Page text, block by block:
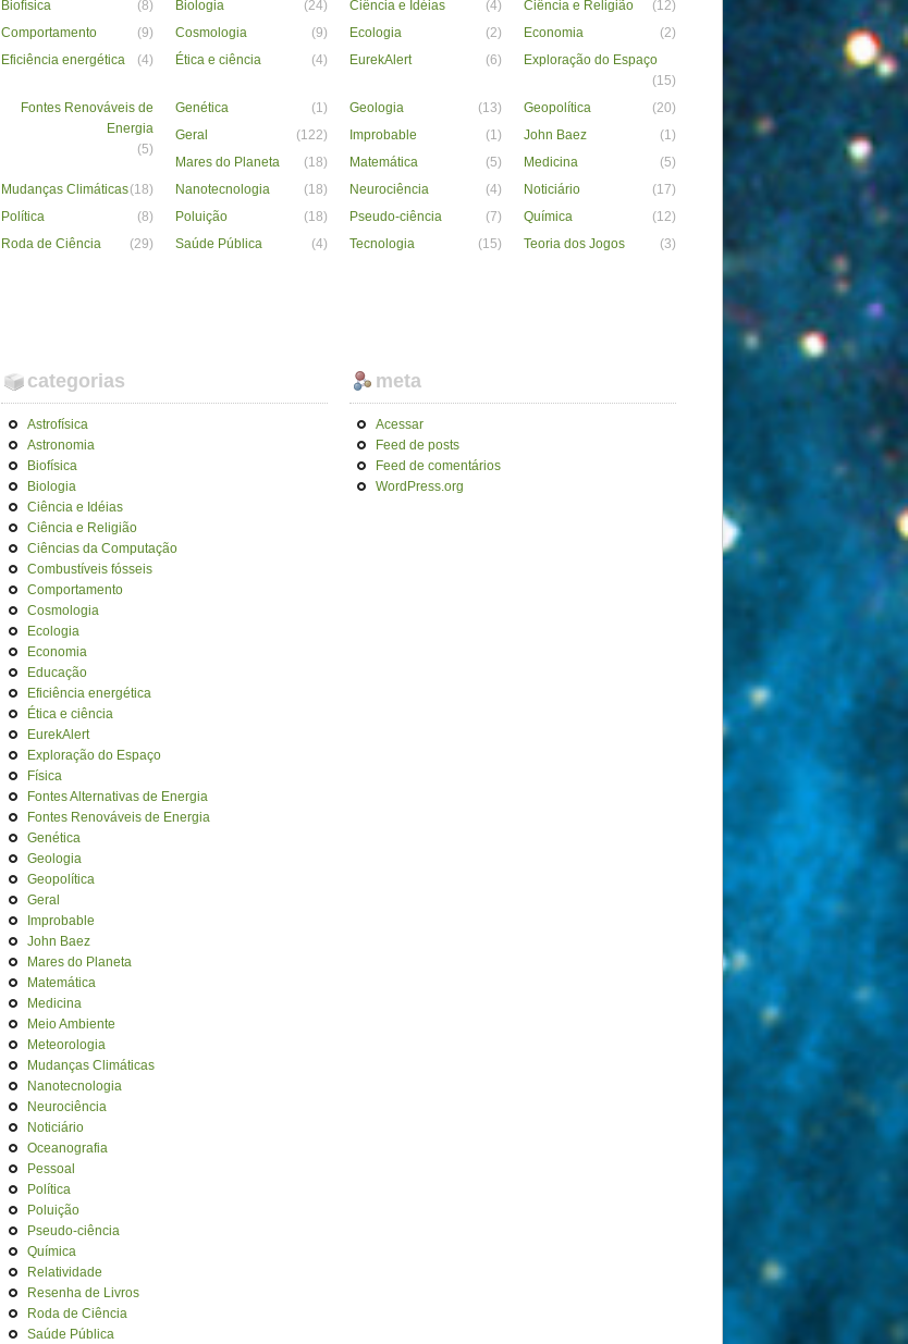
Biofísica (8) Biologia (24) Ciência e Idéias (4) Ciência e Religião
(12)
Comportamento (9) Cosmologia (9) Ecologia (2) Economia
(2)
Eficiência energética (4) Ética e ciência (4) EurekAlert (6)
Exploração do Espaço
(15)
Fontes Renováveis de
Energia
(5)
Genética (1) Geologia (13) Geopolítica
(20)
Geral
(122) Improbable (1) John Baez
(1)
Mares do Planeta
(18) Matemática (5) Medicina
(5)
Mudanças Climáticas(18) Nanotecnologia (18) Neurociência (4) Noticiário
(17)
Política (8) Poluição (18) Pseudo-ciência (7) Química
(12)
Roda de Ciência (29) Saúde Pública (4) Tecnologia (15) Teoria dos Jogos
(3)
categorias
Astrofísica
Astronomia
Biofísica
Biologia
Ciência e Idéias
Ciência e Religião
Ciências da Computação
Combustíveis fósseis
Comportamento
Cosmologia
Ecologia
Economia
Educação
Eficiência energética
Ética e ciência
EurekAlert
Exploração do Espaço
Física
Fontes Alternativas de Energia
Fontes Renováveis de Energia
Genética
Geologia
Geopolítica
Geral
Improbable
John Baez
Mares do Planeta
Matemática
Medicina
Meio Ambiente
Meteorologia
Mudanças Climáticas
Nanotecnologia
Neurociência
Noticiário
Oceanografia
Pessoal
Política
Poluição
Pseudo-ciência
Química
Relatividade
Resenha de Livros
Roda de Ciência
Saúde Pública
meta
Acessar
Feed de posts
Feed de comentários
WordPress.org